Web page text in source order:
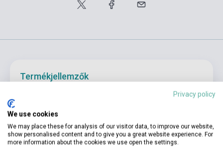
Termékjellemzők
Szerző Maros Jud
Oldalszám 124
Privacy policy
We use cookies
We may place these for analysis of our visitor data, to improve our website,
show personalised content and to give you a great website experience. For
more information about the cookies we use open the settings.